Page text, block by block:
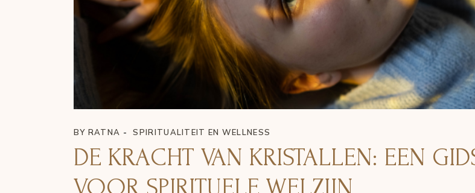
BY RATNA SPIRITUALITEIT EN WELLNESS
DE KRACHT VAN KRISTALLEN: EEN
VOOR SPIRITUELE WELZIJN